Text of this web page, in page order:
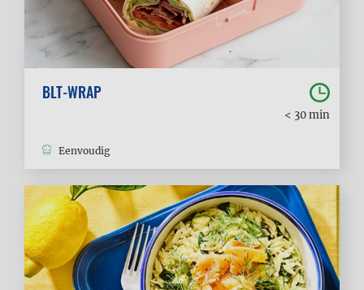
BLT-WRAP
< 30 min
Eenvoudig